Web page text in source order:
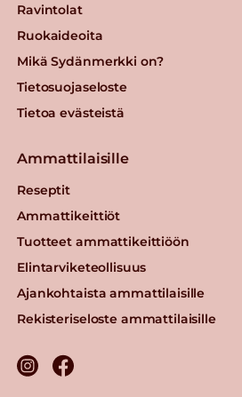
Ravintolat
Ruokaideoita
Mikä Sydänmerkki on?
Tietosuojaseloste
Tietoa evästeistä
Ammattilaisille
Reseptit
Ammattikeittiöt
Tuotteet ammattikeittiöön
Elintarviketeollisuus
Ajankohtaista ammattilaisille
Rekisteriseloste ammattilaisille